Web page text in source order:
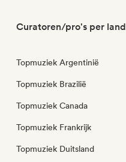
Curatoren/pro's per land
Topmuziek Argentinië
Topmuziek Brazilië
Topmuziek Canada
Topmuziek Frankrijk
Topmuziek Duitsland